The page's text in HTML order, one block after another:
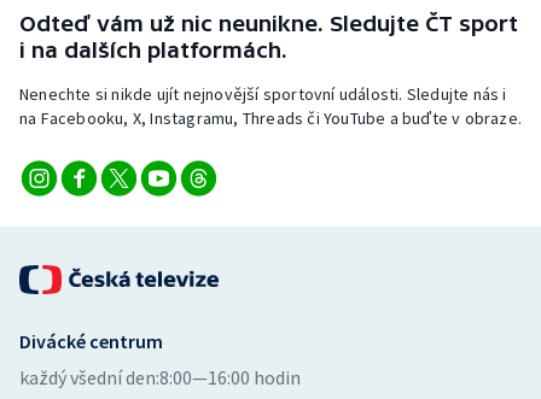
Odteď vám už nic neunikne. Sledujte ČT sport
i na dalších platformách.
Nenechte si nikde ujít nejnovější sportovní události. Sledujte nás i
na Facebooku, X, Instagramu, Threads či YouTube a buďte v obraze.
Divácké centrum
každý všední den:8:00—16:00 hodin